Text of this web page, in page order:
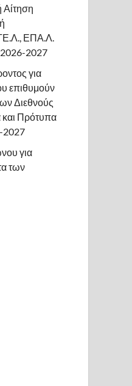
Αίτηση
ΕΠΑ.Λ.
2026-2027
για
επιθυμούν
Διεθνούς
και Πρότυπα
2027
για
των